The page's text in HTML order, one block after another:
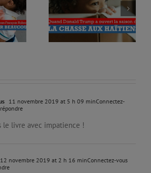
DONALD
OUVERT LA
LA CHASSE
CE QUI SE DÉROULE EN
HAITI EST UNE GUERRE
CIVILE
11 novembre 2019 at 5 h 09 minConnectez-
le livre avec impatience !
12 novembre 2019 at 2 h 16 minConnectez-vous